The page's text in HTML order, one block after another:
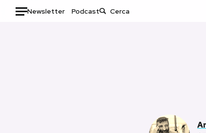
Newsletter Podcast
Storie/Idee